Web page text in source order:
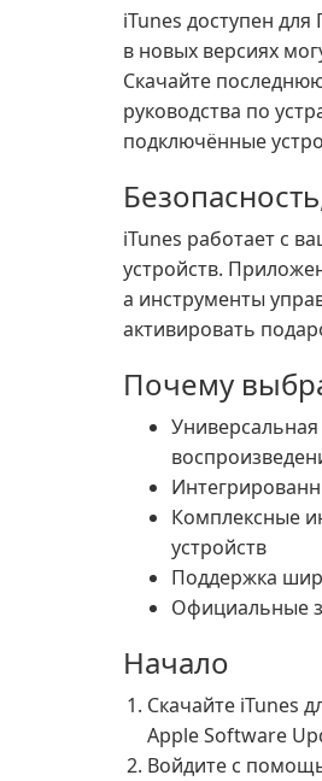
iTunes доступен
в новых версиях
Скачайте
руководства по
подключённые
iTunes работает с
устройств.
а инструменты
активировать
Почему
Комплексные
устройств
Поддержка
Официальные
Начало
Скачайте iTunes
Apple Software
Войдите с